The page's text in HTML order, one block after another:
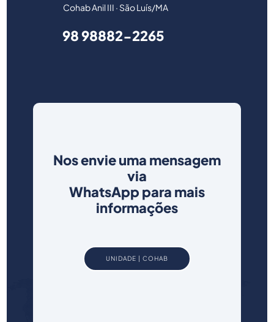
Cohab Anil III · São Luís/MA
98 98882-2265
Nos envie uma mensagem
via
WhatsApp para mais
informações
UNIDADE | COHAB